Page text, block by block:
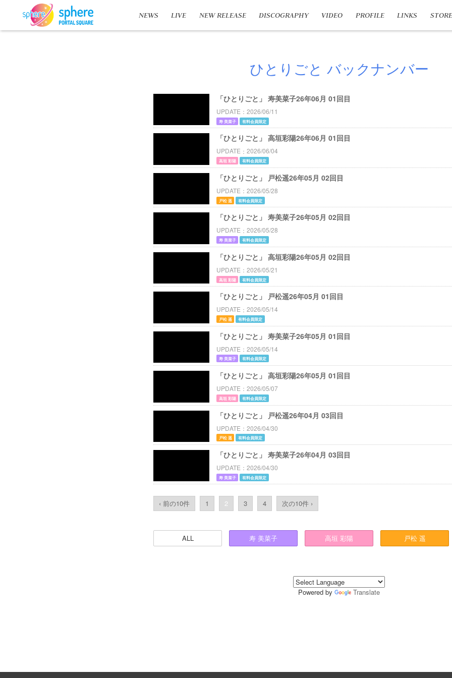
NEWS LIVE NEW RELEASE DISCOGRAPHY VIDEO PROFILE LINKS STORE
ひとりごと バックナンバー
「ひとりごと」 寿美菜子26年06月 01回目
UPDATE 2026/06/11
寿 美菜子 有料会員限定
「ひとりごと」 高垣彩陽26年06月 01回目
UPDATE 2026/06/04
高垣 彩陽 有料会員限定
「ひとりごと」 戸松遥26年05月 02回目
UPDATE 2026/05/28
戸松 遥 有料会員限定
「ひとりごと」 寿美菜子26年05月 02回目
UPDATE 2026/05/28
寿 美菜子 有料会員限定
「ひとりごと」 高垣彩陽26年05月 02回目
UPDATE 2026/05/21
高垣 彩陽 有料会員限定
「ひとりごと」 戸松遥26年05月 01回目
UPDATE 2026/05/14
戸松 遥 有料会員限定
「ひとりごと」 寿美菜子26年05月 01回目
UPDATE 2026/05/14
寿 美菜子 有料会員限定
「ひとりごと」 高垣彩陽26年05月 01回目
UPDATE 2026/05/07
高垣 彩陽 有料会員限定
「ひとりごと」 戸松遥26年04月 03回目
UPDATE 2026/04/30
戸松 遥 有料会員限定
「ひとりごと」 寿美菜子26年04月 03回目
UPDATE 2026/04/30
寿 美菜子 有料会員限定
‹ 前の10件 1 2 3 4 次の10件 ›
ALL 寿 美菜子 高垣 彩陽 戸松遥
Powered by Translate